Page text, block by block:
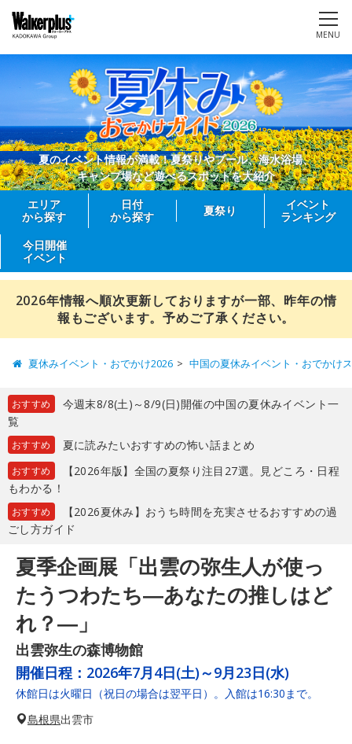
MENU
夏のイベント情報が満載！夏祭りやプール、海水浴場、
キャンプ場など遊べるスポットを大紹介
エリア
から探す
日付
から探す
夏祭り
イベント
ランキング
今日開催
イベント
2026年情報へ順次更新しておりますが一部、昨年の情
報もございます。予めご了承ください。
夏休みイベント・おでかけ2026 中国の夏休みイベント・おでかけ
おすすめ
今週末8/8(土)～8/9(日)開催の中国の夏休みイベント一
覧
おすすめ 夏に読みたいおすすめの怖い話まとめ
おすすめ
【2026年版】全国の夏祭り注目27選。見どころ・日程
もわかる！
おすすめ
【2026夏休み】おうち時間を充実させるおすすめの過
ごし方ガイド
夏季企画展「出雲の弥生人が使っ
たうつわたち―あなたの推しはど
れ？―」
出雲弥生の森博物館
開催日程： 2026年7月4日(土)～9月23日(水)
休館日は火曜日（祝日の場合は翌平日）。入館は16:30まで。
島根県出雲市